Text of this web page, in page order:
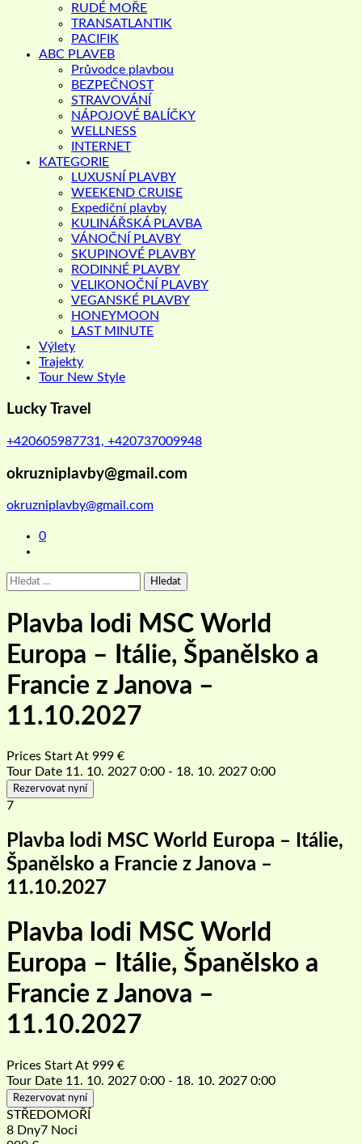
RUDÉ MOŘE
TRANSATLANTIK
PACIFIK
ABC PLAVEB
Průvodce plavbou
BEZPEČNOST
STRAVOVÁNÍ
NÁPOJOVÉ BALÍČKY
WELLNESS
INTERNET
KATEGORIE
LUXUSNÍ PLAVBY
WEEKEND CRUISE
Expediční plavby
KULINÁŘSKÁ PLAVBA
VÁNOČNÍ PLAVBY
SKUPINOVÉ PLAVBY
RODINNÉ PLAVBY
VELIKONOČNÍ PLAVBY
VEGANSKÉ PLAVBY
HONEYMOON
LAST MINUTE
Výlety
Trajekty
Tour New Style
Lucky Travel
+420605987731, +420737009948
okruzniplavby@gmail.com
okruzniplavby@gmail.com
0
Vyhledávání
Plavba lodi MSC World
Europa – Itálie, Španělsko a
Francie z Janova –
11.10.2027
Prices Start At 999 €
Tour Date 11. 10. 2027 0:00 - 18. 10. 2027 0:00
Rezervovat nyní
7
Plavba lodi MSC World Europa – Itálie,
Španělsko a Francie z Janova –
11.10.2027
Plavba lodi MSC World
Europa – Itálie, Španělsko a
Francie z Janova –
11.10.2027
Prices Start At 999 €
Tour Date 11. 10. 2027 0:00 - 18. 10. 2027 0:00
Rezervovat nyní
STŘEDOMOŘÍ
8 Dny7 Noci